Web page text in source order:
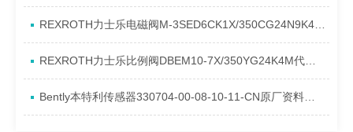
REXROTH力士乐电磁阀M-3SED6CK1X/350CG24N9K4进口现货介绍
REXROTH力士乐比例阀DBEM10-7X/350YG24K4M代理资料
Bently本特利传感器330704-00-08-10-11-CN原厂资料介绍